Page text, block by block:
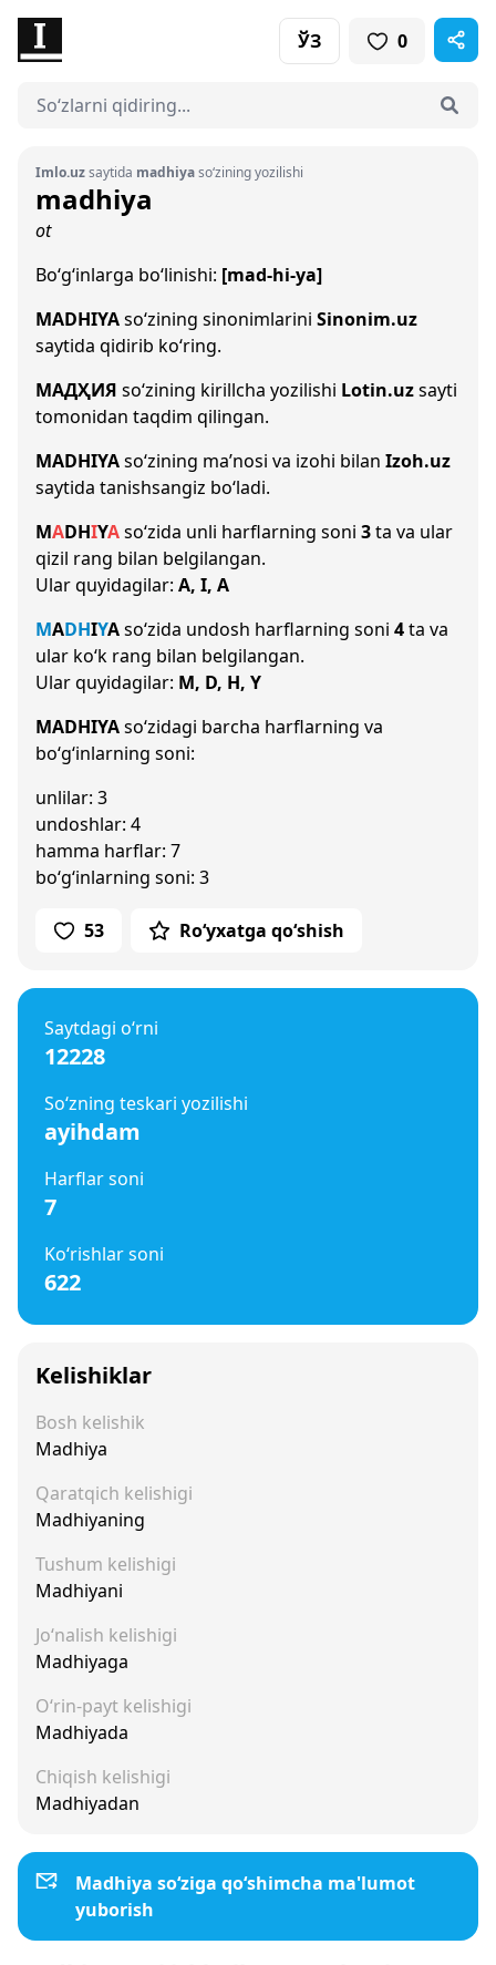
ЎЗ 0
Imlo.uzsaytida madhiyaso‘zining yozilishi
madhiya
ot
Bo‘g‘inlarga bo‘linishi: [mad-hi-ya]
MADHIYAso‘zining sinonimlarini Sinonim.uz
saytida qidirib ko‘ring.
МАДҲИЯ so‘zining kirillcha yozilishi Lotin.uzsayti
tomonidan taqdim qilingan.
MADHIYAso‘zining ma’nosi va izohi bilan Izoh.uz
saytida tanishsangiz bo‘ladi.
MADHIYAso‘zida unli harflarning soni 3ta va ular
qizil rang bilan belgilangan.
Ular quyidagilar: A, I, A
MADHIYAso‘zida undosh harflarning soni 4ta va
ular ko‘k rang bilan belgilangan.
Ular quyidagilar: M, D, H, Y
MADHIYAso‘zidagi barcha harflarning va
bo‘g‘inlarning soni:
unlilar: 3
undoshlar: 4
hamma harflar: 7
bo‘g‘inlarning soni: 3
53 Ro‘yxatga qo‘shish
Saytdagi o‘rni
12228
So‘zning teskari yozilishi
ayihdam
Harflar soni
7
Ko‘rishlar soni
622
Kelishiklar
Bosh kelishik
Madhiya
Qaratqich kelishigi
Madhiyaning
Tushum kelishigi
Madhiyani
Jo‘nalish kelishigi
Madhiyaga
O‘rin-payt kelishigi
Madhiyada
Chiqish kelishigi
Madhiyadan
Madhiya so‘ziga qo‘shimcha ma'lumot
yuborish